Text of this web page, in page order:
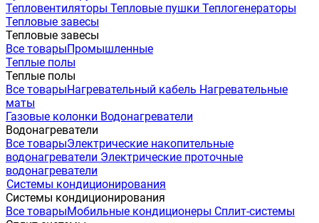
Тепловентиляторы Тепловые пушки Теплогенераторы
Тепловые завесы
Тепловые завесы
Все товарыПромышленные
Теплые полы
Теплые полы
Все товарыНагревательный кабель Нагревательные
маты
Газовые колонки Водонагреватели
Водонагреватели
Все товарыЭлектрические накопительные
водонагреватели Электрические проточные
водонагреватели
Системы кондиционирования
Системы кондиционирования
Все товарыМобильные кондиционеры Сплит-системы